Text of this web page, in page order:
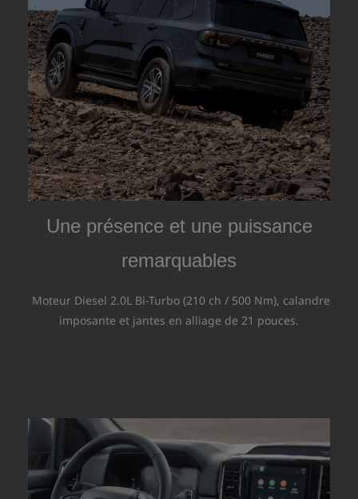
Une présence et une puissance
remarquables
Moteur Diesel 2.0L Bi-Turbo (210 ch / 500 Nm), calandre
imposante et jantes en alliage de 21 pouces.